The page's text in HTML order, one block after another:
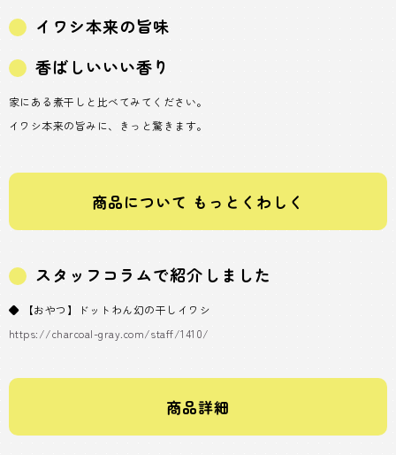
イワシ本来の旨味
香ばしいいい香り
家にある煮干しと比べてみてください。
イワシ本来の旨みに、きっと驚きます。
商品について もっとくわしく
スタッフコラムで紹介しました
◆ 【おやつ】ドットわん幻の干しイワシ
https://charcoal-gray.com/staff/1410/
商品詳細